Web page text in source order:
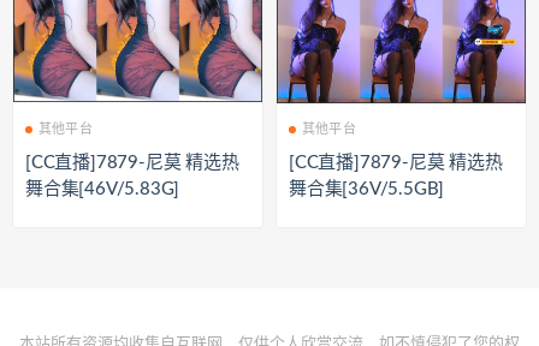
其他平台
[CC直播]7879-尼莫 精选热
舞合集[46V/5.83G]
其他平台
[CC直播]7879-尼莫 精选热
舞合集[36V/5.5GB]